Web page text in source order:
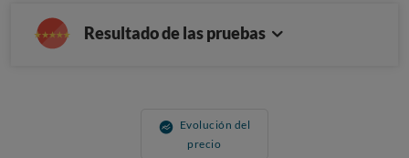
Resultado de las pruebas
Evolución del
precio